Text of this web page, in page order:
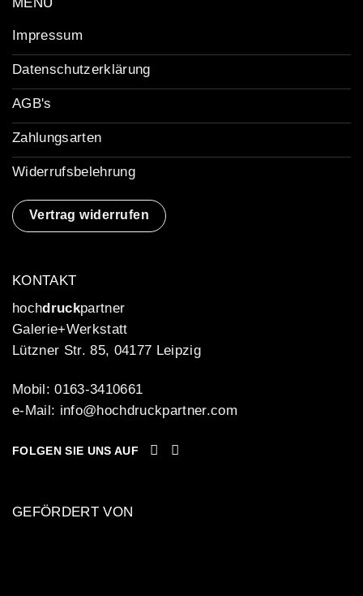
KONTAKT
hochdruckpartner
Galerie+Werkstatt
Lützner Str. 85, 04177 Leipzig
Mobil: 0163-3410661
e-Mail: info@hochdruckpartner.com
FOLGEN SIE UNS AUF
GEFÖRDERT VON
Impressum
Datenschutzerklärung
AGB's
Zahlungsarten
Widerrufsbelehrung
Vertrag widerrufen